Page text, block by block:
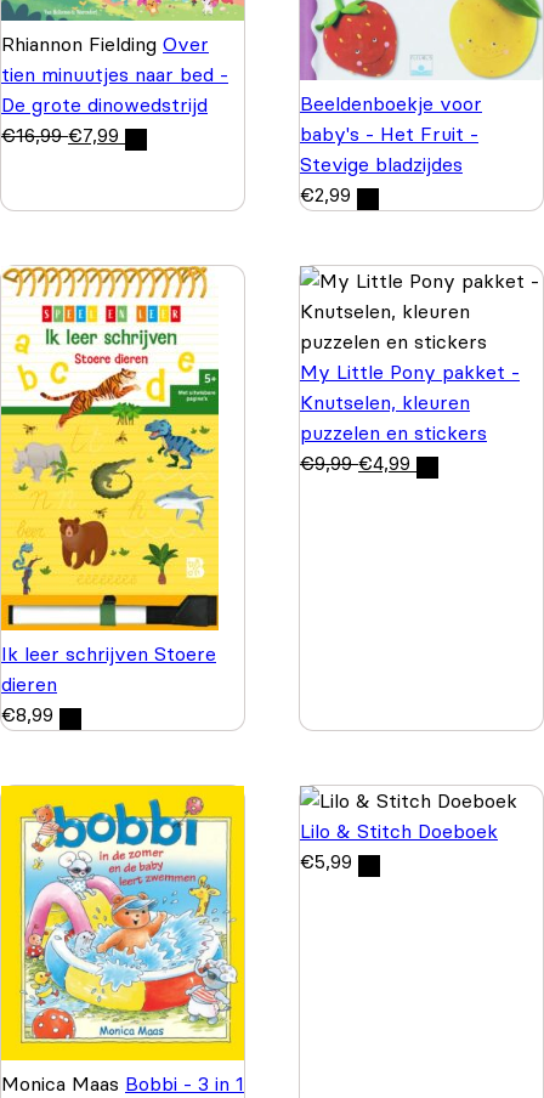
Rhiannon Fielding Over
tien minuutjes naar bed -
De grote dinowedstrijd
€16,99 €7,99
Beeldenboekje voor
baby's - Het Fruit -
Stevige bladzijdes
€2,99
Ik leer schrijven Stoere
dieren
€8,99
My Little Pony pakket -
Knutselen, kleuren
puzzelen en stickers
€9,99 €4,99
Monica Maas Bobbi - 3 in 1
Lilo & Stitch Doeboek
€5,99